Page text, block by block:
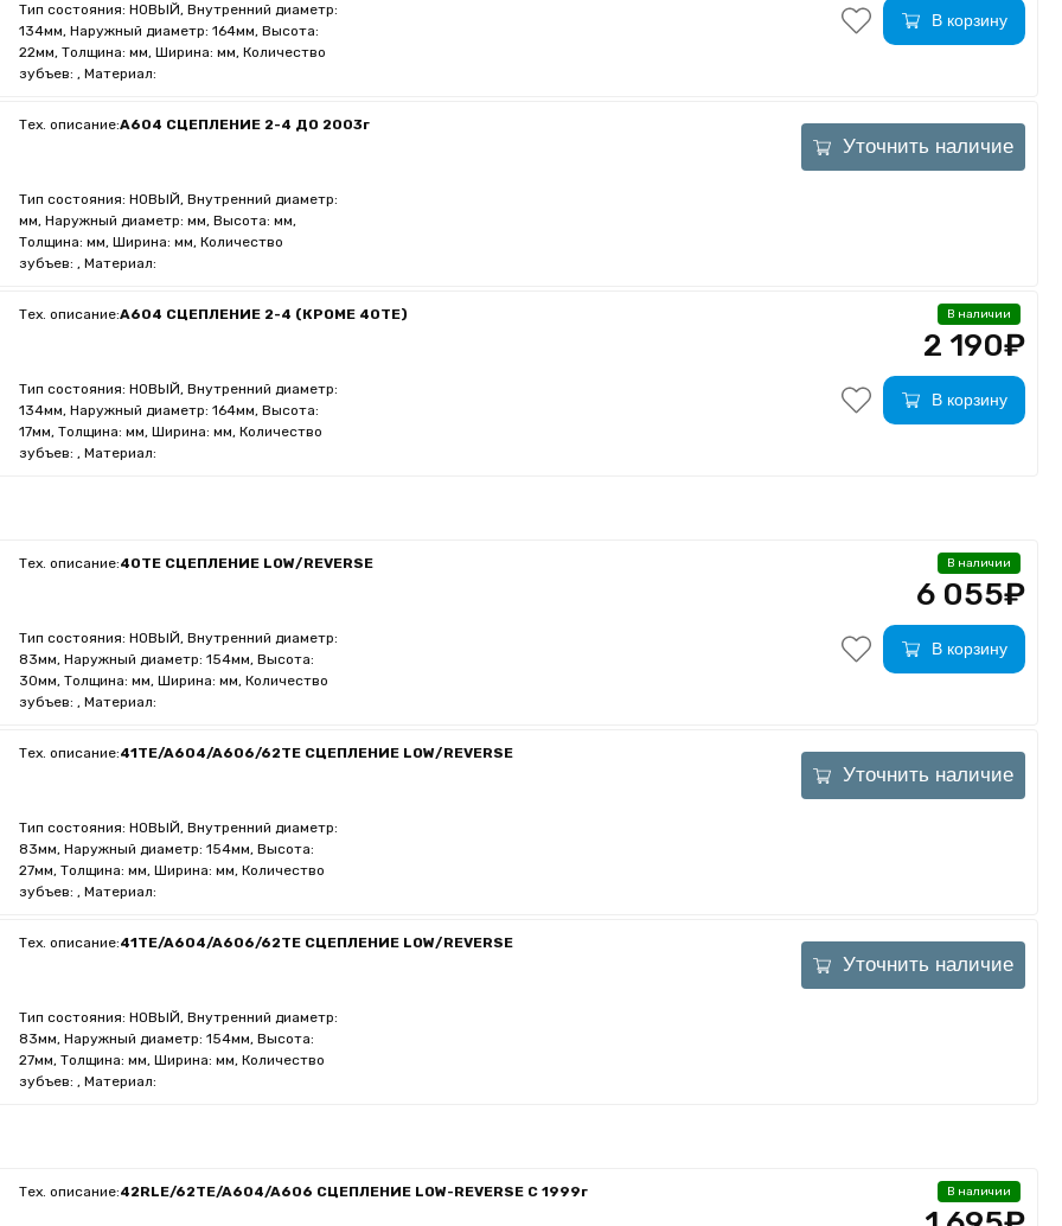
Тип состояния: НОВЫЙ, Внутренний диаметр:
134мм, Наружный диаметр: 164мм, Высота:
22мм, Толщина: мм, Ширина: мм, Количество
зубъев: , Материал:
В корзину
Тех. описание:A604 СЦЕПЛЕНИЕ 2-4 ДО 2003г
Тип состояния: НОВЫЙ, Внутренний диаметр:
мм, Наружный диаметр: мм, Высота: мм,
Толщина: мм, Ширина: мм, Количество
зубъев: , Материал:
Уточнить наличие
Тех. описание:A604 СЦЕПЛЕНИЕ 2-4 (КРОМЕ 40TE)
Тип состояния: НОВЫЙ, Внутренний диаметр:
134мм, Наружный диаметр: 164мм, Высота:
17мм, Толщина: мм, Ширина: мм, Количество
зубъев: , Материал:
В наличии
2 190₽
В корзину
Тех. описание:40TE СЦЕПЛЕНИЕ LOW/REVERSE
Тип состояния: НОВЫЙ, Внутренний диаметр:
83мм, Наружный диаметр: 154мм, Высота:
30мм, Толщина: мм, Ширина: мм, Количество
зубъев: , Материал:
В наличии
6 055₽
В корзину
Тех. описание:41TE/A604/A606/62TE СЦЕПЛЕНИЕ LOW/REVERSE
Тип состояния: НОВЫЙ, Внутренний диаметр:
83мм, Наружный диаметр: 154мм, Высота:
27мм, Толщина: мм, Ширина: мм, Количество
зубъев: , Материал:
Уточнить наличие
Тех. описание:41TE/A604/A606/62TE СЦЕПЛЕНИЕ LOW/REVERSE
Тип состояния: НОВЫЙ, Внутренний диаметр:
83мм, Наружный диаметр: 154мм, Высота:
27мм, Толщина: мм, Ширина: мм, Количество
зубъев: , Материал:
Уточнить наличие
Тех. описание:42RLE/62TE/A604/A606 СЦЕПЛЕНИЕ LOW-REVERSE C 1999г В наличии